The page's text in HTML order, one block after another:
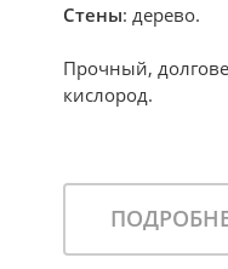
Стены: дерево.
Прочный,
кислород.